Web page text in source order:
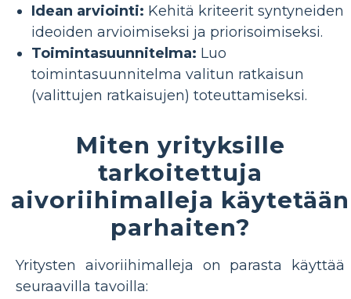
Idean arviointi: Kehitä kriteerit syntyneiden
ideoiden arvioimiseksi ja priorisoimiseksi.
Toimintasuunnitelma: Luo
toimintasuunnitelma valitun ratkaisun
(valittujen ratkaisujen) toteuttamiseksi.
Miten yrityksille
tarkoitettuja
aivoriihimalleja käytetään
parhaiten?
Yritysten aivoriihimalleja on parasta käyttää
seuraavilla tavoilla: